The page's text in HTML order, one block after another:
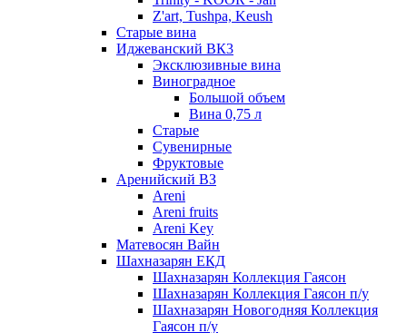
Z'art, Tushpa, Keush
Старые вина
Иджеванский ВК3
Эксклюзивные вина
Виноградное
Большой объем
Вина 0,75 л
Старые
Сувенирные
Фруктовые
Аренийский ВЗ
Areni
Areni fruits
Areni Key
Матевосян Вайн
Шахназарян ЕКД
Шахназарян Коллекция Гаясон
Шахназарян Коллекция Гаясон п/у
Шахназарян Новогодняя Коллекция
Гаясон п/у